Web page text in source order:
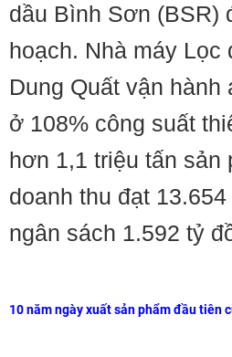
dầu Bình Sơn (BSR)
hoạch. Nhà máy Lọc
Dung Quất vận hành
ở 108% công suất
hơn 1,1 triệu tấn sản
doanh thu đạt
ngân sách 1.592 tỷ
10 năm ngày xuất sản phẩm đầu tiên